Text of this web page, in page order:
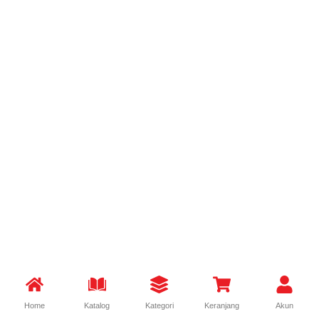
Home Katalog Kategori Keranjang Akun